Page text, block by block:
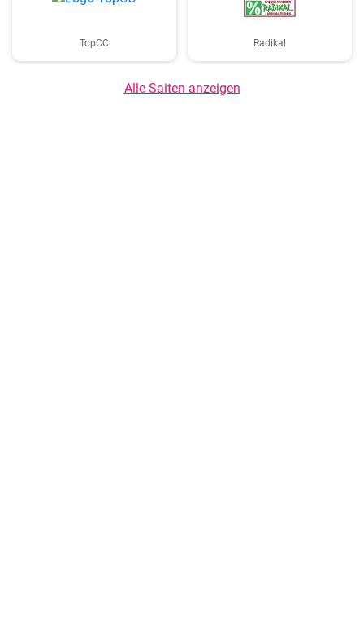
TopCC Radikal
Alle Saiten anzeigen